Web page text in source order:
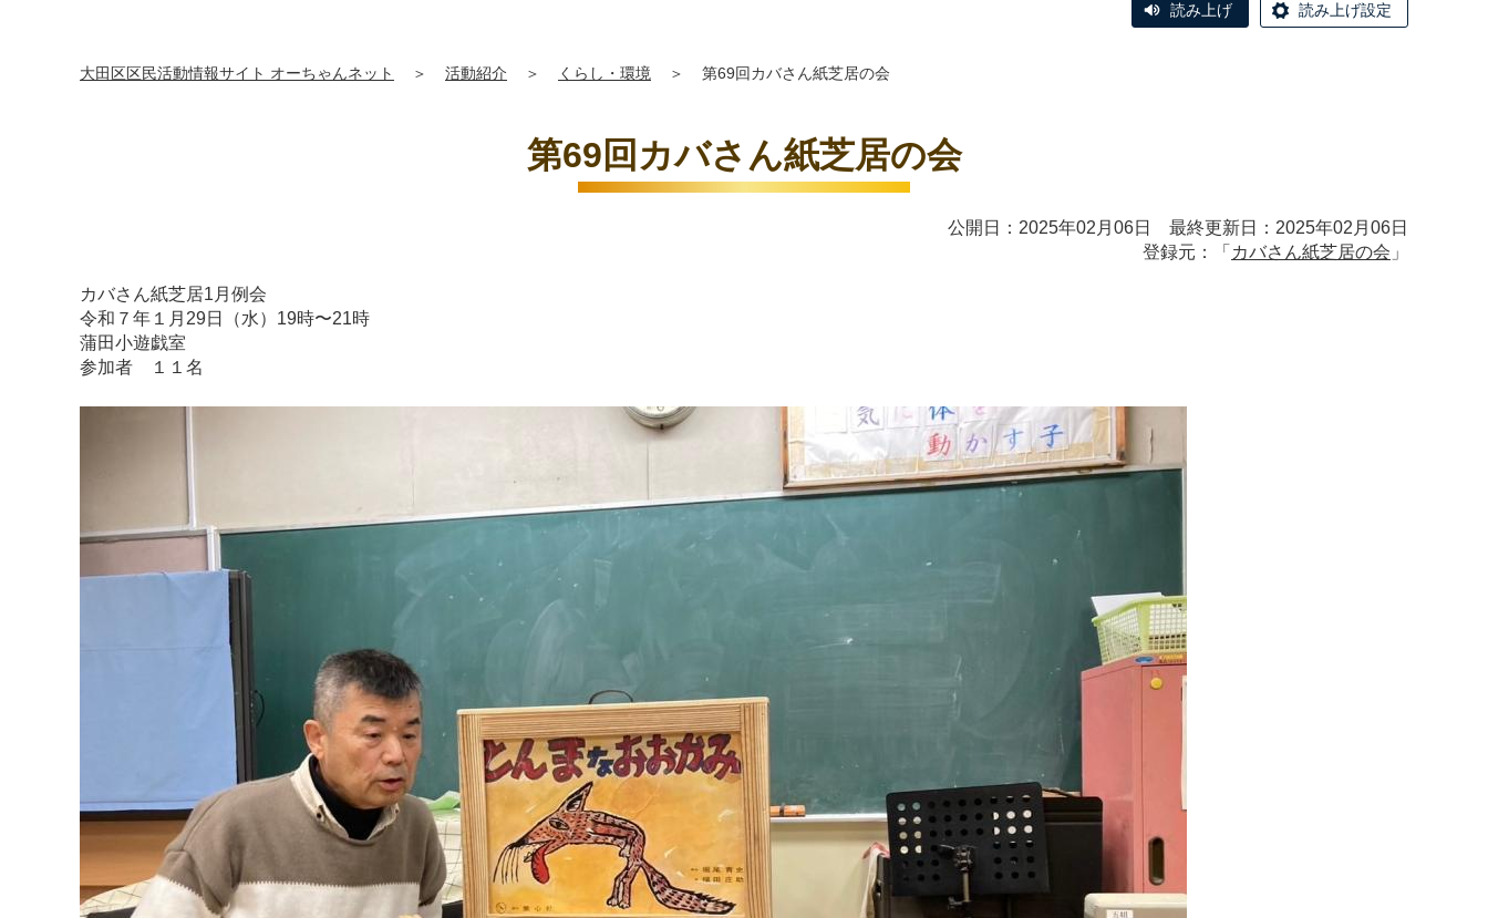
読み上げ 読み上げ設定
大田区区民活動情報サイト オーちゃんネット ＞ 活動紹介 ＞ くらし・環境 ＞ 第69回カバさん紙芝居の会
第69回カバさん紙芝居の会
公開日：2025年02月06日 最終更新日：2025年02月06日
登録元：「 カバさん紙芝居の会 」
カバさん紙芝居1月例会
令和７年１月29日（水）19時〜21時
蒲田小遊戯室
参加者 １１名